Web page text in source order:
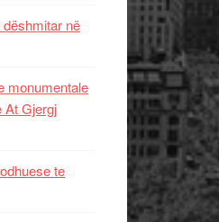
në
monumentale
At Gjergj
te